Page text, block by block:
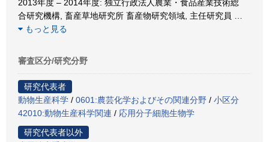
2013年度 – 2014年度: 独立行政法人農業・食品産業技術総
合研究機構, 畜産草地研究所 畜産物研究領域, 主任研究員
もっと見る
審査区分/研究分野
研究代表者
動物生産科学 / 0601:農芸化学およびその関連分野 / 小区分
42010:動物生産科学関連 / 応用分子細胞生物学
研究代表者以外